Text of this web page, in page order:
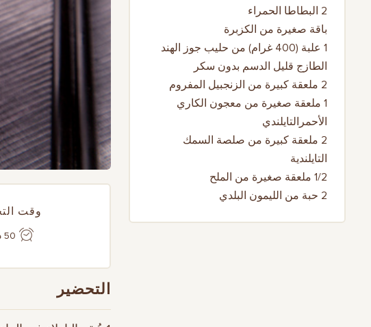
وقت
50 دقيقة
التحضير
2 البطاطا الحمراء
باقة صغيرة من الكزبرة
1 علبة (400 غرام) من حليب جوز الهند
الطازج قليل الدسم بدون سكر
2 ملعقة كبيرة من الزنجبيل المفروم
1 ملعقة صغيرة من معجون الكاري
الأحمرالتايلندي
2 ملعقة كبيرة من صلصة السمك
التايلندية
1/2 ملعقة صغيرة من الملح
2 حبة من الليمون البلدي